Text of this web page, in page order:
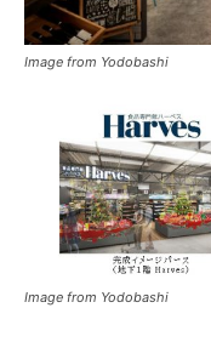
Image from Yodobashi
Image from Yodobashi